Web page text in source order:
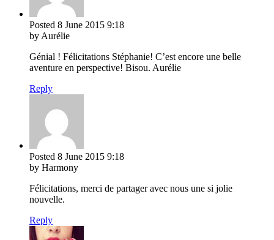
Posted 8 June 2015 9:18
by Aurélie
Génial ! Félicitations Stéphanie! C’est encore une belle
aventure en perspective! Bisou. Aurélie
Reply
Posted 8 June 2015 9:18
by Harmony
Félicitations, merci de partager avec nous une si jolie
nouvelle.
Reply